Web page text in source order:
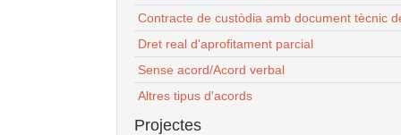
Contracte de custòdia amb document tècnic
Dret real d'aprofitament parcial
Sense acord/Acord verbal
Altres tipus d'acords
Projectes